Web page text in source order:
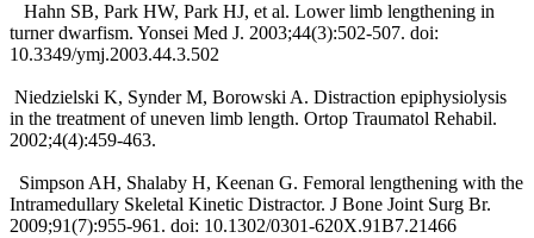
Hahn SB, Park HW, Park HJ, et al. Lower limb lengthening in
turner dwarfism. Yonsei Med J. 2003;44(3):502-507. doi:
10.3349/ymj.2003.44.3.502
Niedzielski K, Synder M, Borowski A. Distraction epiphysiolysis
in the treatment of uneven limb length. Ortop Traumatol Rehabil.
2002;4(4):459-463.
Simpson AH, Shalaby H, Keenan G. Femoral lengthening with the
Intramedullary Skeletal Kinetic Distractor. J Bone Joint Surg Br.
2009;91(7):955-961. doi: 10.1302/0301-620X.91B7.21466